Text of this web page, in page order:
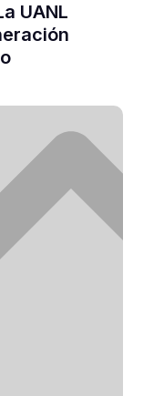
UANL